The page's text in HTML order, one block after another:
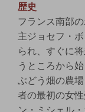
歴史
フランス南部
主ジョセフ・
られ、すぐに
うところから
ぶどう畑の農
者の最初の女
ン・ミシェル